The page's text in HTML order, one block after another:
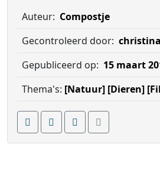
Auteur: Compostje
Gecontroleerd door: christina
Gepubliceerd op: 15 maart
Thema's: [Natuur] [Dieren]